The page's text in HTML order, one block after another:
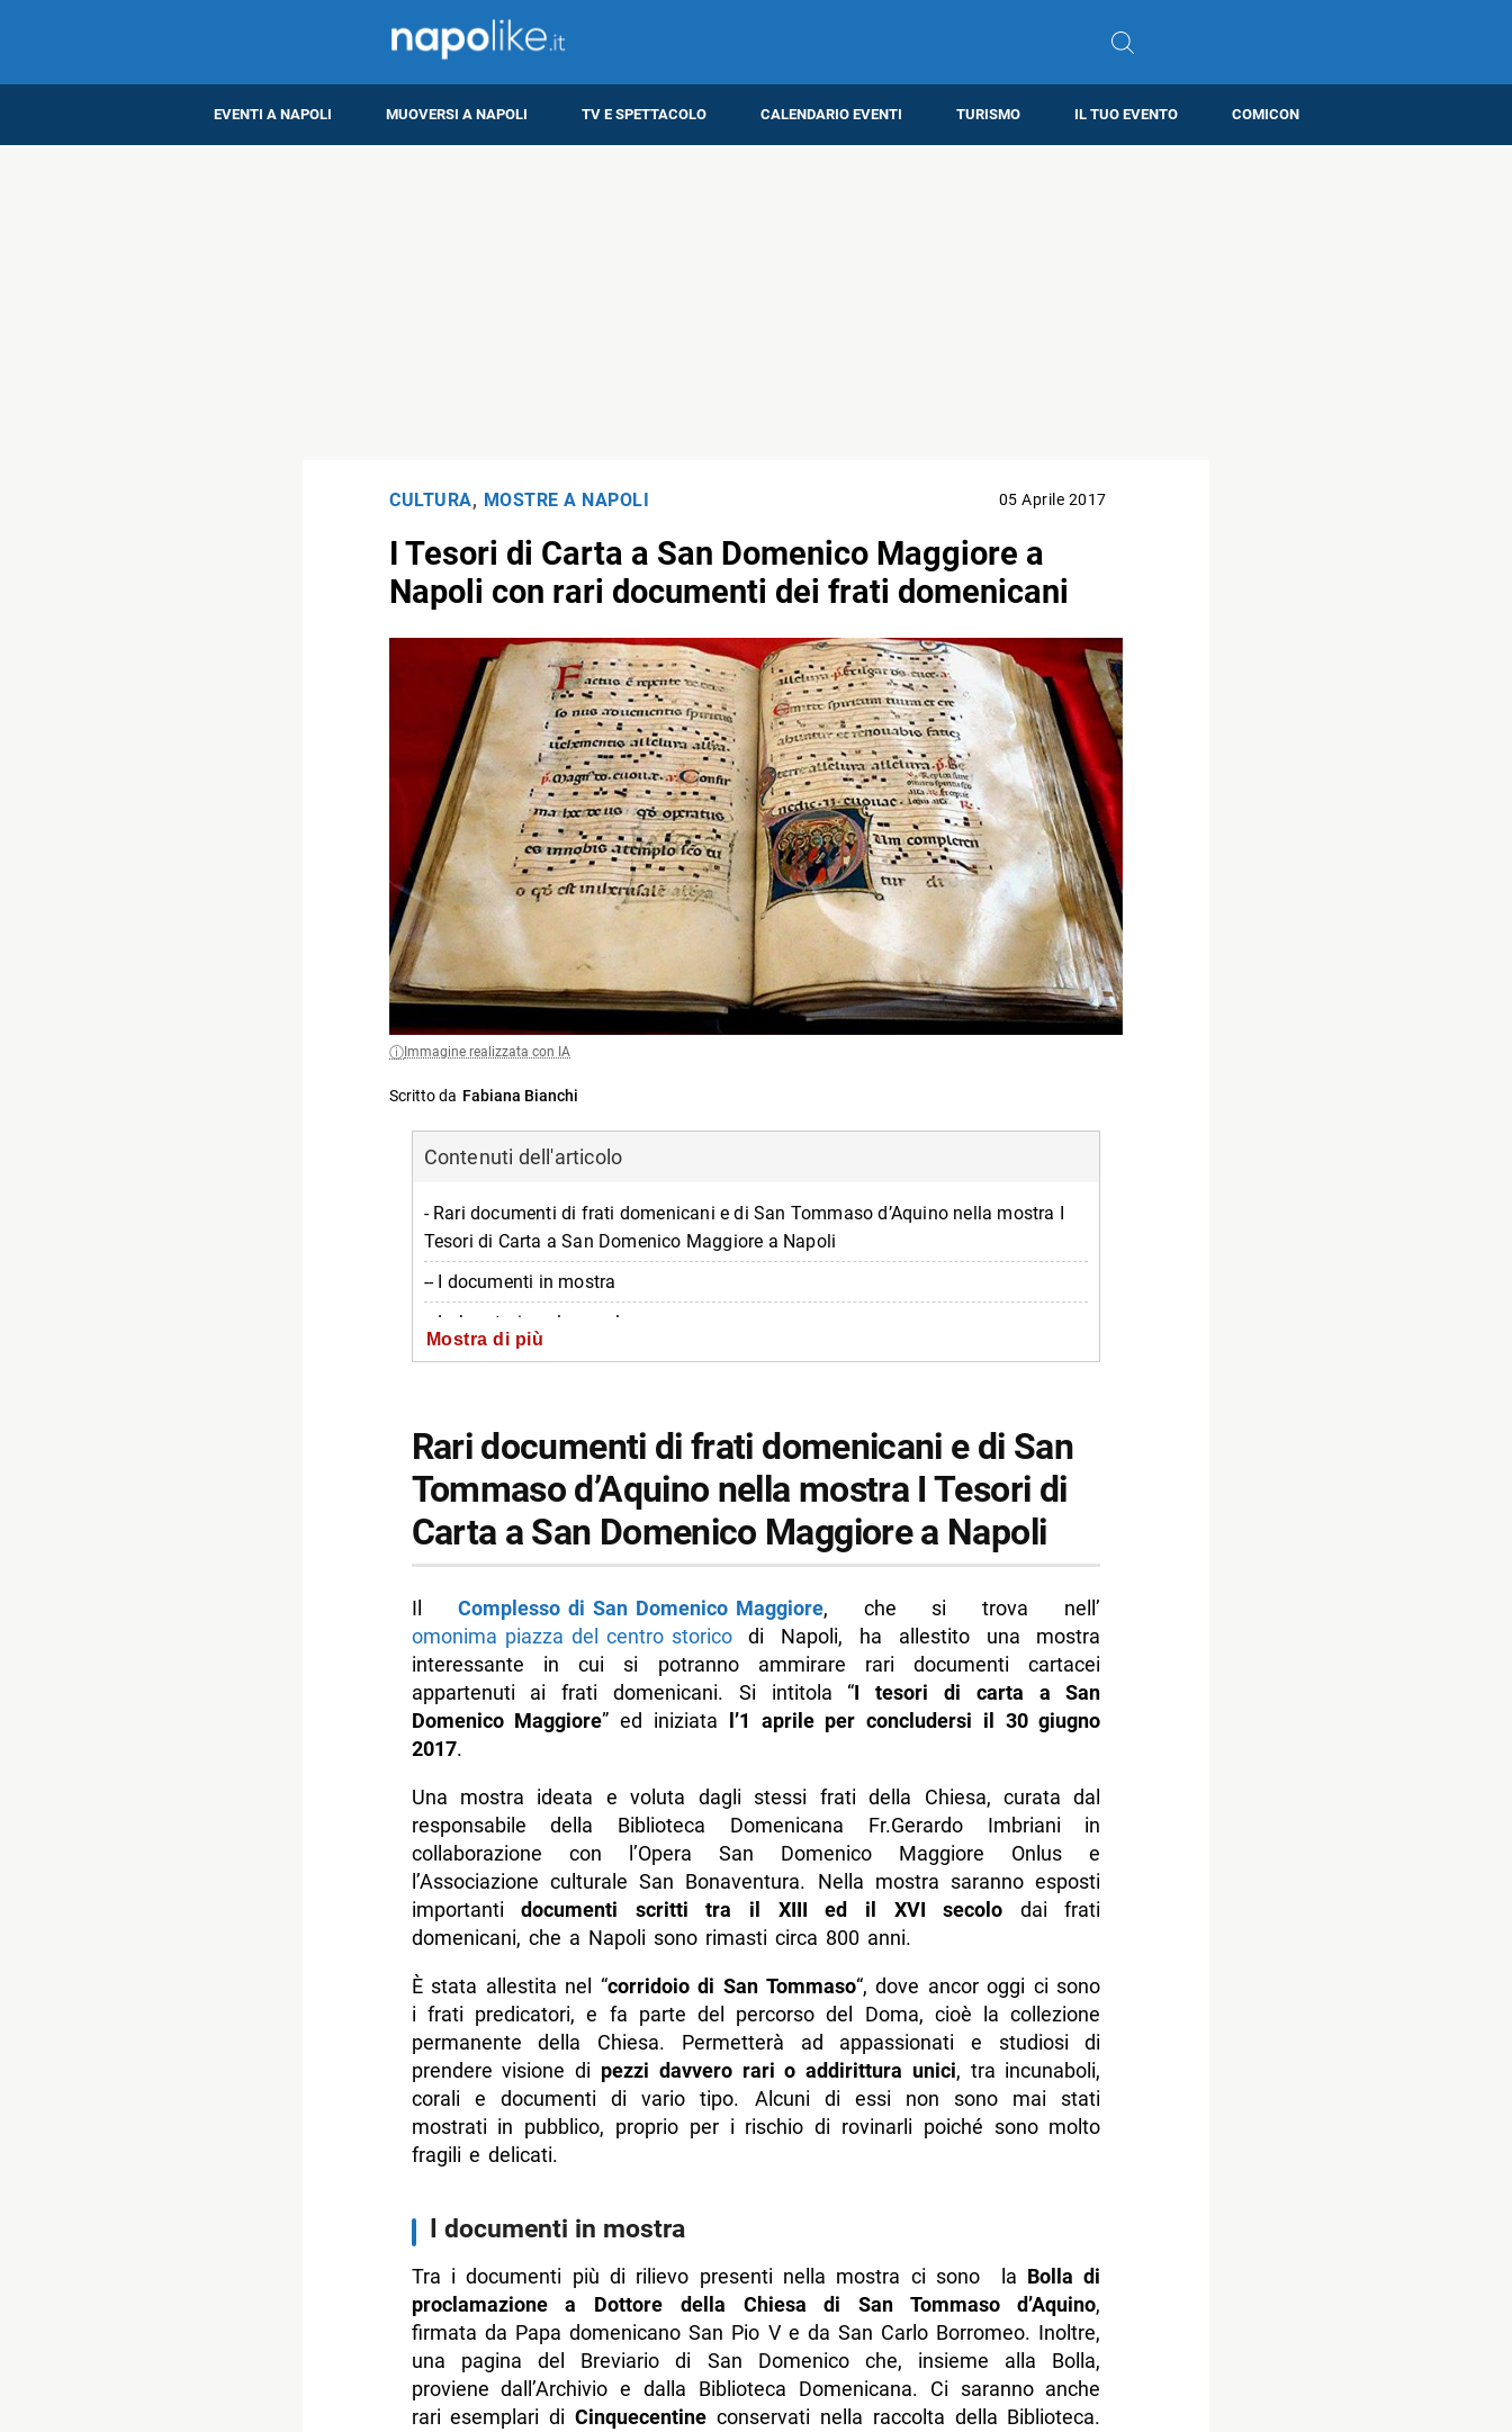
EVENTI A NAPOLI MUOVERSI A NAPOLI TV E SPETTACOLO CALENDARIO EVENTI TURISMO IL TUO EVENTO COMICON
CULTURA, MOSTRE A NAPOLI 05 Aprile 2017
I Tesori di Carta a San Domenico Maggiore a
Napoli con rari documenti dei frati domenicani
Immagine realizzata con IA
Scritto da Fabiana Bianchi
Contenuti dell'articolo
- Rari documenti di frati domenicani e di San Tommaso d’Aquino nella mostra I
Tesori di Carta a San Domenico Maggiore a Napoli
-- I documenti in mostra
-- Laboratori per le scuole
-- Informazioni su I Tesori di carta
Mostra di più
Rari documenti di frati domenicani e di San
Tommaso d’Aquino nella mostra I Tesori di
Carta a San Domenico Maggiore a Napoli
Il Complesso di San Domenico Maggiore, che si trova nell’
omonima piazza del centro storicodi Napoli, ha allestito una mostra
interessante in cui si potranno ammirare rari documenti cartacei
appartenuti ai frati domenicani. Si intitola “I tesori di carta a San
Domenico Maggiore” ed iniziata
l’1 aprile per concludersi il 30 giugno
2017.
Una mostra ideata e voluta dagli stessi frati della Chiesa, curata dal
responsabile della Biblioteca Domenicana Fr.Gerardo Imbriani in
collaborazione con l’Opera San Domenico Maggiore Onlus e
l’Associazione culturale San Bonaventura. Nella mostra saranno esposti
importantidocumenti scritti tra il XIII ed il XVI secolo dai frati
domenicani, che a Napoli sono rimasti circa 800 anni.
È stata allestita nel “corridoio di San Tommaso“, dove ancor oggi ci sono
i frati predicatori, e fa parte del percorso del Doma, cioè la collezione
permanente della Chiesa. Permetterà ad appassionati e studiosi di
prendere visione di pezzi davvero rari o addirittura unici, tra incunaboli,
corali e documenti di vario tipo. Alcuni di essi non sono mai stati
mostrati in pubblico, proprio per i rischio di rovinarli poiché sono molto
fragili e delicati.
I documenti in mostra
Tra i documenti più di rilievo presenti nella mostra ci sono la Bolla di
proclamazione a Dottore della Chiesa di San Tommaso d’Aquino,
firmata da Papa domenicano San Pio V e da San Carlo Borromeo. Inoltre,
una pagina del Breviario di San Domenico che, insieme alla Bolla,
proviene dall’Archivio e dalla Biblioteca Domenicana. Ci saranno anche
rari esemplari diCinquecentine conservati nella raccolta della Biblioteca.